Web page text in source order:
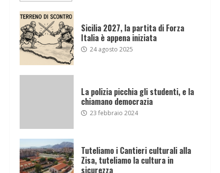
Sicilia 2027, la partita di Forza
Italia è appena iniziata
24 agosto 2025
La polizia picchia gli studenti, e la
chiamano democrazia
23 febbraio 2024
Tuteliamo i Cantieri culturali alla
Zisa, tuteliamo la cultura in
sicurezza